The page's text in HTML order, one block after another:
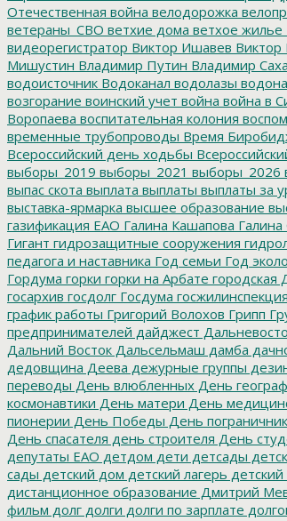
Отечественная война велодорожка
ветераны_СВО ветхие дома ветхое жилье
видеорегистратор Виктор Ишавев
Мишустин Владимир Путин Владимир
водоисточник Водоканал водолазы
возгорание воинский учет война война в
Воропаева воспитательная колония
временные трубопроводы Время
Всероссийский день ходьбы
выборы_2019 выборы_2021 выборы_2026
выпас скота выплата выплаты выплаты за
выставка-ярмарка высшее образование
газификация ЕАО Галина Кашапова Галина
Гигант гидрозащитные сооружения
педагога и наставника Год семьи Год
Гордума горки горки на Арбате городская
госархив госдолг Госдума госжилинспекция
график работы Григорий Волохов Грипп
предпринимателей дайджест
Дальний Восток Дальсельмаш дамба
дедовщина Деева дежурные группы
переводы День влюбленных День
космонавтики День матери День
пионерии День Победы День
День спасателя день строителя День
депутаты ЕАО детдом дети детсады
сады детский дом детский лагерь детский
дистанционное образование Дмитрий
фильм долг долги долги по зарплате